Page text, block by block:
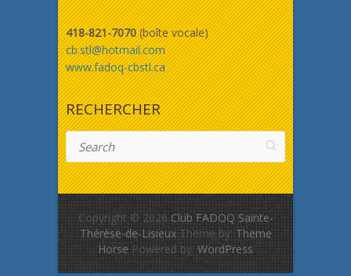
418-821-7070(boîte vocale)
cb.stl@hotmail.com
www.fadoq-cbstl.ca
RECHERCHER
Copyright © 2026 Club FADOQ Sainte-
Thérèse-de-LisieuxTheme by: Theme
Horse Powered by: WordPress